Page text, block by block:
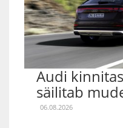
Audi
säilitab
06.08.2026